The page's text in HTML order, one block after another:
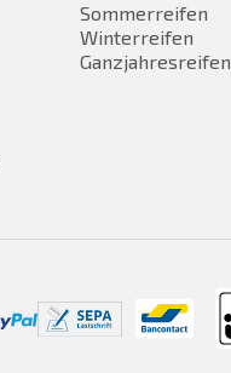
Sommerreifen
Winterreifen
Ganzjahresreifen